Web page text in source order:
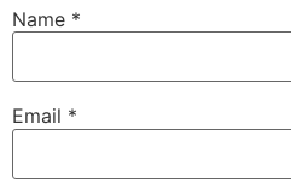
Name *
Email *